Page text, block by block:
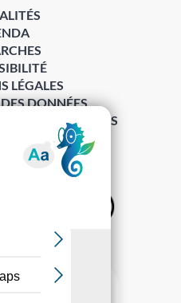
Gazette ›
LÉGALES
DONNÉES
DES COOKIES